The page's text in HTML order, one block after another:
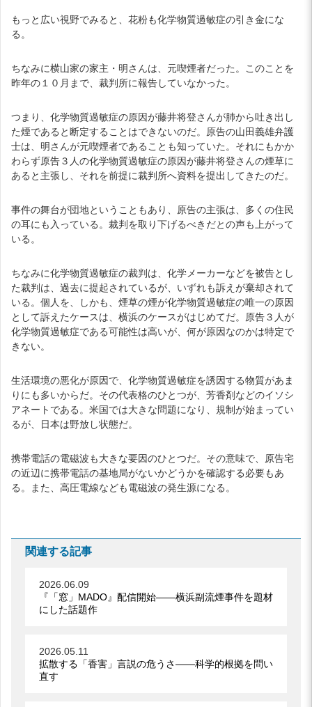
もっと広い視野でみると、花粉も化学物質過敏症の引き金にな
る。
ちなみに横山家の家主・明さんは、元喫煙者だった。このことを
昨年の１０月まで、裁判所に報告していなかった。
つまり、化学物質過敏症の原因が藤井将登さんが肺から吐き出し
た煙であると断定することはできないのだ。原告の山田義雄弁護
士は、明さんが元喫煙者であることも知っていた。それにもかか
わらず原告３人の化学物質過敏症の原因が藤井将登さんの煙草に
あると主張し、それを前提に裁判所へ資料を提出してきたのだ。
事件の舞台が団地ということもあり、原告の主張は、多くの住民
の耳にも入っている。裁判を取り下げるべきだとの声も上がって
いる。
ちなみに化学物質過敏症の裁判は、化学メーカーなどを被告とし
た裁判は、過去に提起されているが、いずれも訴えが棄却されて
いる。個人を、しかも、煙草の煙が化学物質過敏症の唯一の原因
として訴えたケースは、横浜のケースがはじめてだ。原告３人が
化学物質過敏症である可能性は高いが、何が原因なのかは特定で
きない。
生活環境の悪化が原因で、化学物質過敏症を誘因する物質があま
りにも多いからだ。その代表格のひとつが、芳香剤などのイソシ
アネートである。米国では大きな問題になり、規制が始まってい
るが、日本は野放し状態だ。
携帯電話の電磁波も大きな要因のひとつだ。その意味で、原告宅
の近辺に携帯電話の基地局がないかどうかを確認する必要もあ
る。また、高圧電線なども電磁波の発生源になる。
関連する記事
2026.06.09
『「窓」MADO』配信開始――横浜副流煙事件を題材
にした話題作
2026.05.11
拡散する「香害」言説の危うさ――科学的根拠を問い
直す